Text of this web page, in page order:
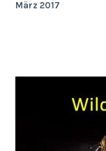
März 2017